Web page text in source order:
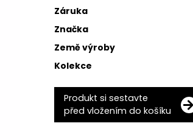
Záruka
Značka
Země výroby
Kolekce
Produkt si sestavte
před vložením do košíku